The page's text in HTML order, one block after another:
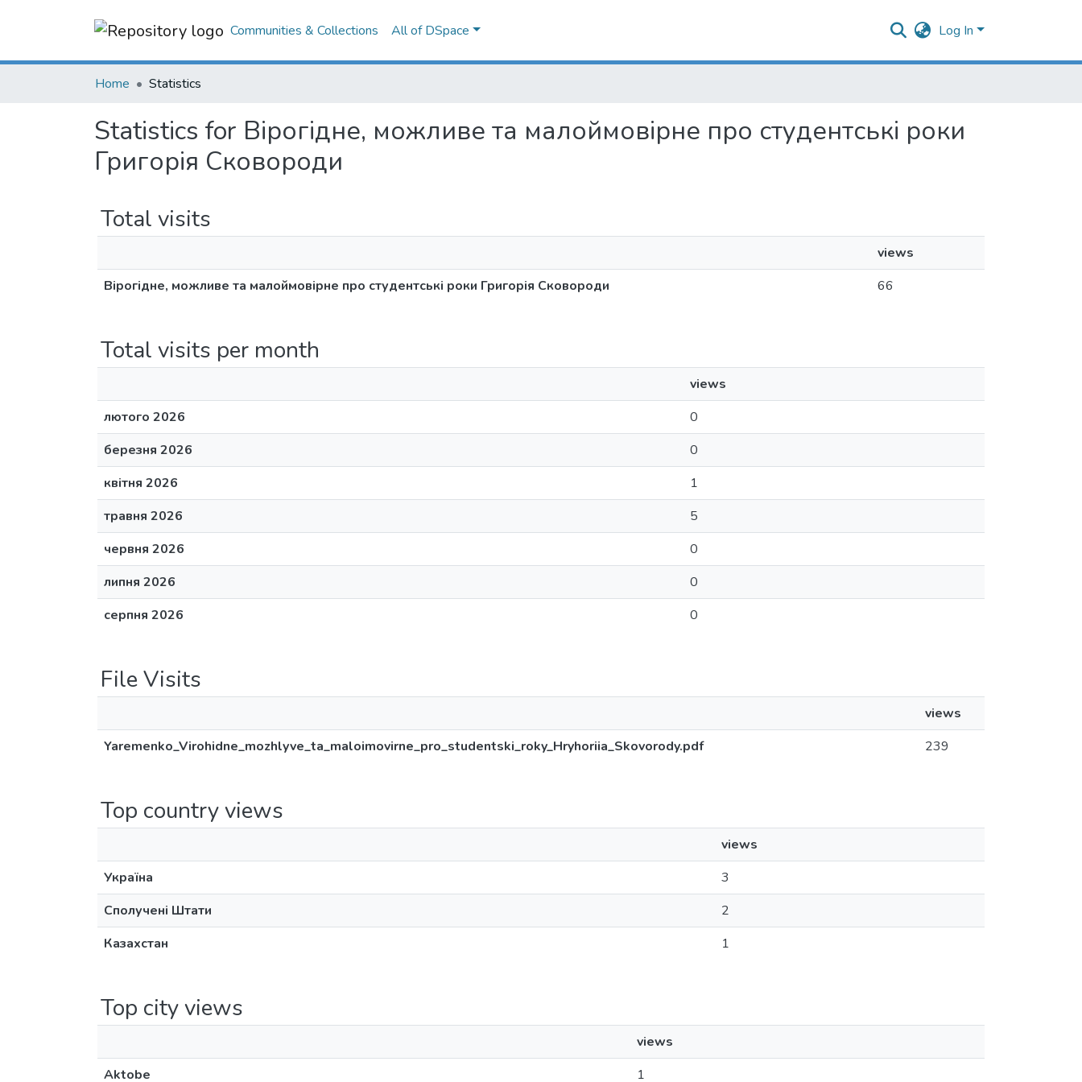
Communities & Collections All of DSpace Log In
Home Statistics
Statistics for Вірогідне, можливе та малоймовірне про студентські роки
Григорія Сковороди
Total visits
views
Вірогідне, можливе та малоймовірне про студентські роки Григорія Сковороди
66
Total visits per month
views
лютого 2026
0
березня 2026
0
квітня 2026
1
травня 2026
5
червня 2026
0
липня 2026
0
серпня 2026
0
File Visits
views
Yaremenko_Virohidne_mozhlyve_ta_maloimovirne_pro_studentski_roky_Hryhoriia_Skovorody.pdf
239
Top country views
views
Україна
3
Сполучені Штати
2
Казахстан
1
Top city views
views
Aktobe
1